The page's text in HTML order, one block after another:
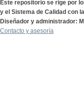
Este repositorio se rige por
y el Sistema de Calidad con
Diseñador y administrador:
Contacto y asesoría